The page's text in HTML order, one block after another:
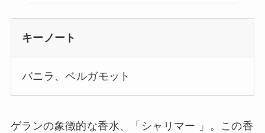
キーノート
バニラ、ベルガモット
ゲランの象徴的な香水、「シャリマー 」。この香